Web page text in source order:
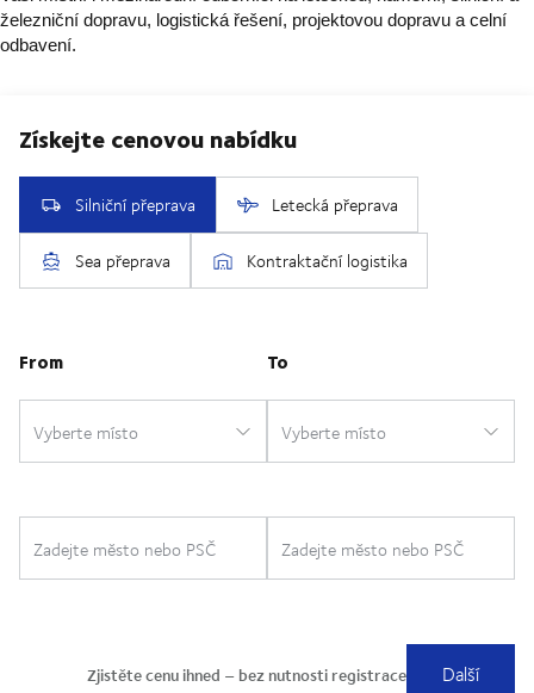
železniční dopravu, logistická řešení, projektovou dopravu a celní
odbavení.